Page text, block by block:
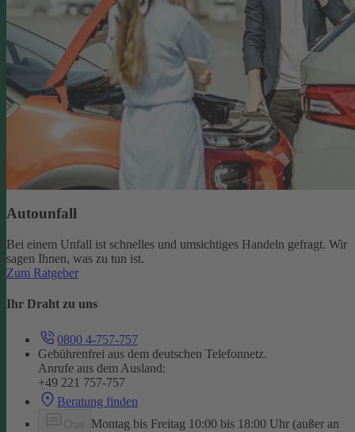
Autounfall
Bei einem Unfall ist schnelles und umsichtiges Handeln gefragt. Wir
sagen Ihnen, was zu tun ist.
Zum Ratgeber
Ihr Draht zu uns
0800 4-757-757
Gebührenfrei aus dem deutschen Telefonnetz.
Anrufe aus dem Ausland:
+49 221 757-757
Beratung finden
Montag bis Freitag 10:00 bis 18:00 Uhr (außer an